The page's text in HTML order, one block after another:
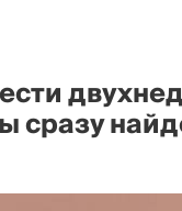
сразу